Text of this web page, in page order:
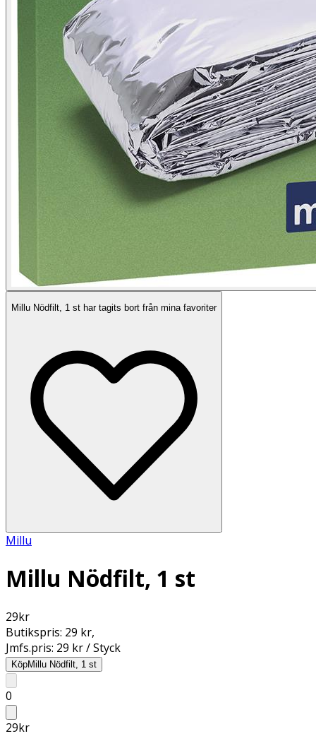
Millu Nödfilt, 1 st har tagits bort från mina favoriter
Millu
Millu Nödfilt, 1 st
29kr
Butikspris: 29 kr,
Jmfs.pris: 29 kr / Styck
KöpMillu Nödfilt, 1 st
0
29kr